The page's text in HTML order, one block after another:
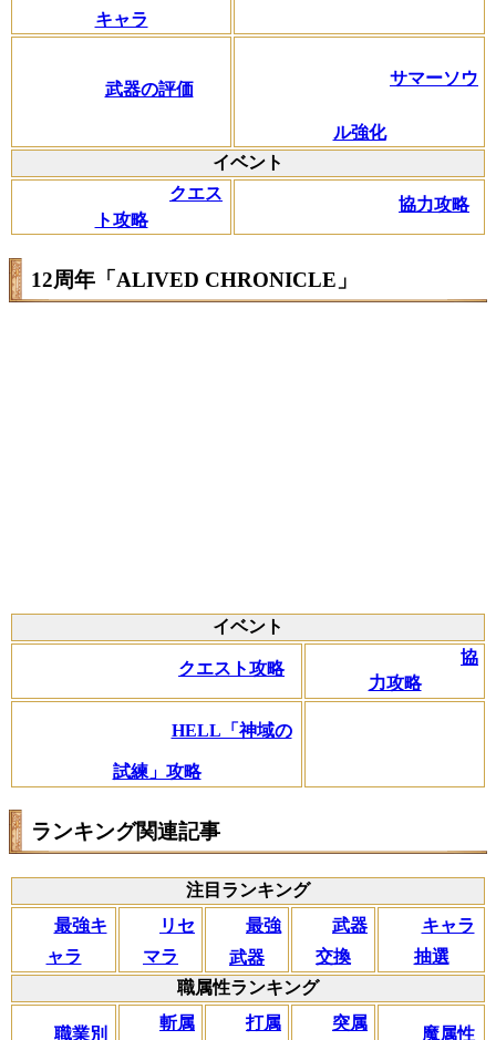
キャラ
武器の評価
サマーソウ
ル強化
イベント
クエス
ト攻略
協力攻略
12周年「ALIVED CHRONICLE」
イベント
クエスト攻略
協
力攻略
HELL「神域の
試練」攻略
ランキング関連記事
注目ランキング
最強キ
ャラ
リセ
マラ
最強
武器
武器
交換
キャラ
抽選
職属性ランキング
職業別
斬属
打属
突属
魔属性